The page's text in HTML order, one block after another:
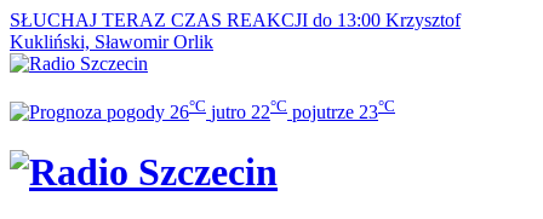
SŁUCHAJ TERAZ CZAS REAKCJI do 13:00 Krzysztof
Kukliński, Sławomir Orlik
26°C jutro 22°C pojutrze 23°C